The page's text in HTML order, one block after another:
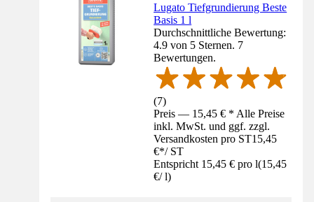
Lugato Tiefgrundierung Beste
Basis 1 l
Durchschnittliche Bewertung:
4.9 von 5 Sternen. 7
Bewertungen.
(7)
Preis — 15,45 € * Alle Preise
inkl. MwSt. und ggf. zzgl.
Versandkosten pro ST15,45
€*/ ST
Entspricht 15,45 € pro l(15,45
€/ l)